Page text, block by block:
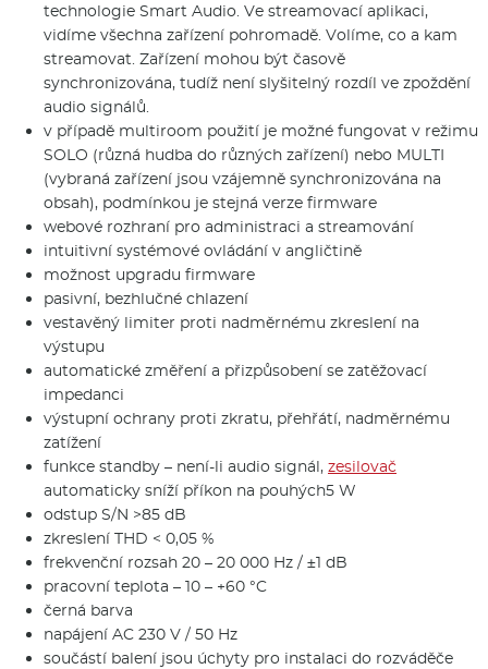
technologie Smart Audio. Ve streamovací aplikaci,
vidíme všechna zařízení pohromadě. Volíme, co a kam
streamovat. Zařízení mohou být časově
synchronizována, tudíž není slyšitelný rozdíl ve zpoždění
audio signálů.
v případě multiroom použití je možné fungovat v režimu
SOLO (různá hudba do různých zařízení) nebo MULTI
(vybraná zařízení jsou vzájemně synchronizována na
obsah), podmínkou je stejná verze firmware
webové rozhraní pro administraci a streamování
intuitivní systémové ovládání v angličtině
možnost upgradu firmware
pasivní, bezhlučné chlazení
vestavěný limiter proti nadměrnému zkreslení na
výstupu
automatické změření a přizpůsobení se zatěžovací
impedanci
výstupní ochrany proti zkratu, přehřátí, nadměrnému
zatížení
funkce standby – není-li audio signál, zesilovač
automaticky sníží příkon na pouhých5 W
odstup S/N >85 dB
zkreslení THD < 0,05 %
frekvenční rozsah 20 – 20 000 Hz / ±1 dB
pracovní teplota – 10 – +60 °C
černá barva
napájení AC 230 V / 50 Hz
součástí balení jsou úchyty pro instalaci do rozváděče